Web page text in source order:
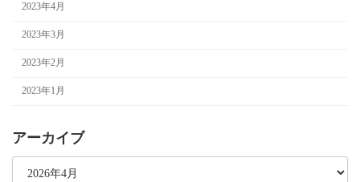
2023年4月
2023年3月
2023年2月
2023年1月
アーカイブ
ア